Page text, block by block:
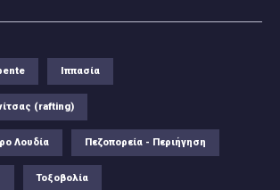
Ιππασία
(rafting)
Λουδία Πεζοπορεία - Περιήγηση
Τοξοβολία